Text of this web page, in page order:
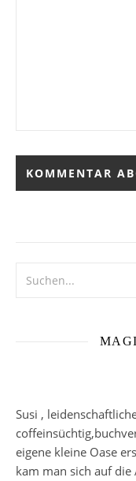
Susi ,
eigene kleine Oase
kam man sich auf